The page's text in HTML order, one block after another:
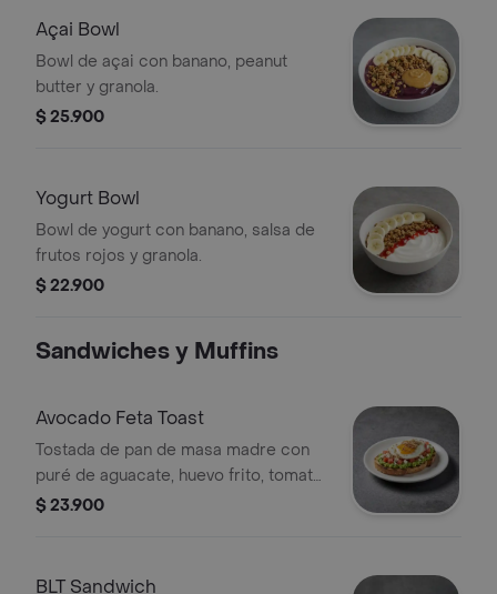
Açai Bowl
Bowl de açai con banano, peanut
butter y granola.
$ 25.900
Yogurt Bowl
Bowl de yogurt con banano, salsa de
frutos rojos y granola.
$ 22.900
Sandwiches y Muffins
Avocado Feta Toast
Tostada de pan de masa madre con
puré de aguacate, huevo frito, tomate
en cubos, quinoa crocante y queso
$ 23.900
BLT Sandwich